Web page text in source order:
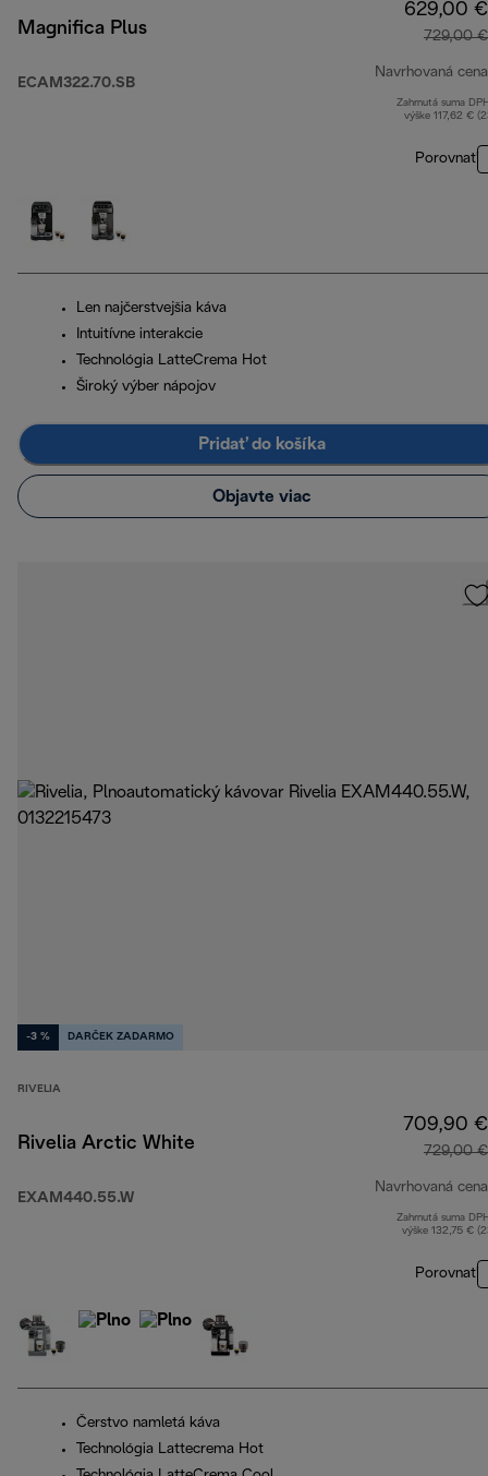
Magnifica Plus
ECAM322.70.SB
629,00 €
729,00 €
Navrhovaná cena
Zahrnutá suma
výške 117,62 €
Porovnať
Len najčerstvejšia káva
Intuitívne interakcie
Technológia LatteCrema Hot
Široký výber nápojov
Pridať do košíka
Objavte viac
-3 % DARČEK ZADARMO
RIVELIA
Rivelia Arctic White
EXAM440.55.W
709,90 €
729,00 €
Navrhovaná cena
Zahrnutá suma
výške 132,75 €
Porovnať
Čerstvo namletá káva
Technológia Lattecrema Hot